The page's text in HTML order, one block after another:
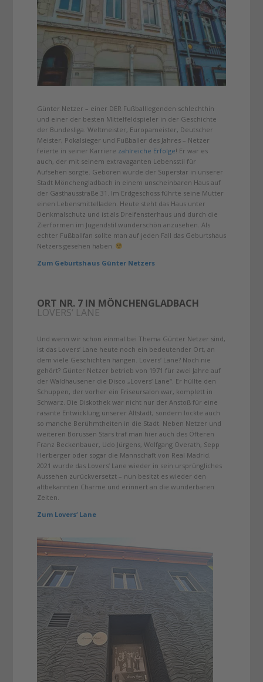
Günter Netzer – einer DER Fußballlegenden schlechthin
und einer der besten Mittelfeldspieler in der Geschichte
der Bundesliga. Weltmeister, Europameister, Deutscher
Meister, Pokalsieger und Fußballer des Jahres – Netzer
feierte in seiner Karriere zahlreiche Erfolge! Er war es
auch, der mit seinem extravaganten Lebensstil für
Aufsehen sorgte. Geboren wurde der Superstar in unserer
Stadt Mönchengladbach in einem unscheinbaren Haus auf
der Gasthausstraße 31. Im Erdgeschoss führte seine Mutter
einen Lebensmittelladen. Heute steht das Haus unter
Denkmalschutz und ist als Dreifensterhaus und durch die
Zierformen im Jugendstil wunderschön anzusehen. Als
echter Fußballfan sollte man auf jeden Fall das Geburtshaus
Netzers gesehen haben.
Zum Geburtshaus Günter Netzers
ORT NR. 7 IN MÖNCHENGLADBACH
LOVERS‘ LANE
Und wenn wir schon einmal bei Thema Günter Netzer sind,
ist das Lovers‘ Lane heute noch ein bedeutender Ort, an
dem viele Geschichten hängen. Lovers‘ Lane? Noch nie
gehört? Günter Netzer betrieb von 1971 für zwei Jahre auf
der Waldhausener die Disco „Lovers‘ Lane“. Er hüllte den
Schuppen, der vorher ein Friseursalon war, komplett in
Schwarz. Die Diskothek war nicht nur der Anstoß für eine
rasante Entwicklung unserer Altstadt, sondern lockte auch
so manche Berühmtheiten in die Stadt. Neben Netzer und
weiteren Borussen Stars traf man hier auch des Öfteren
Franz Beckenbauer, Udo Jürgens, Wolfgang Overath, Sepp
Herberger oder sogar die Mannschaft von Real Madrid.
2021 wurde das Lovers‘ Lane wieder in sein ursprüngliches
Aussehen zurückversetzt – nun besitzt es wieder den
altbekannten Charme und erinnert an die wunderbaren
Zeiten.
Zum Lovers‘ Lane